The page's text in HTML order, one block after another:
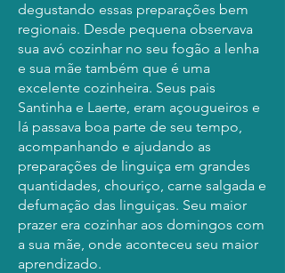
degustando essas preparações bem
regionais. Desde pequena observava
sua avó cozinhar no seu fogão a lenha
e sua mãe também que é uma
excelente cozinheira. Seus pais
Santinha e Laerte, eram açougueiros e
lá passava boa parte de seu tempo,
acompanhando e ajudando as
preparações de linguiça em grandes
quantidades, chouriço, carne salgada e
defumação das linguiças. Seu maior
prazer era cozinhar aos domingos com
a sua mãe, onde aconteceu seu maior
aprendizado.